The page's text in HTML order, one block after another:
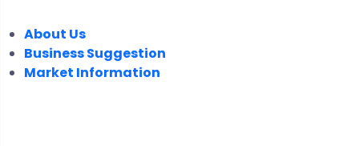
About Us
Business Suggestion
Market Information